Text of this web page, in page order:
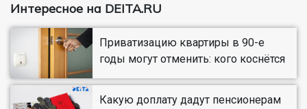
Интересное на DEITA.RU
Приватизацию квартиры в 90-е
годы могут отменить: кого коснётся
Какую доплату дадут пенсионерам